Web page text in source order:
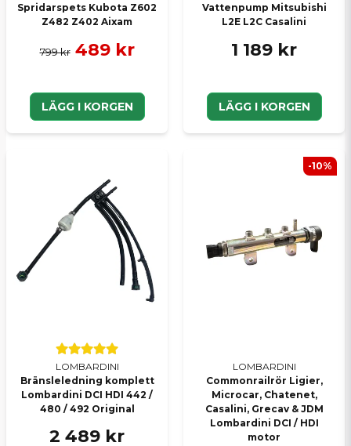
Spridarspets Kubota Z602
Z482 Z402 Aixam
799 kr 489 kr
LÄGG I KORGEN
Vattenpump Mitsubishi
L2E L2C Casalini
1 189 kr
LÄGG I KORGEN
LOMBARDINI
Bränsleledning komplett
Lombardini DCI HDI 442 /
480 / 492 Original
2 489 kr
LOMBARDINI
Commonrailrör Ligier,
Microcar, Chatenet,
Casalini, Grecav & JDM
Lombardini DCI / HDI
motor
-10%